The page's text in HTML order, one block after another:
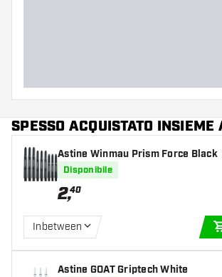
SPESSO ACQUISTATO INSIEME
Astine Winmau Prism Force Black
Disponibile
2,40
Inbetween
Astine GOAT Griptech White